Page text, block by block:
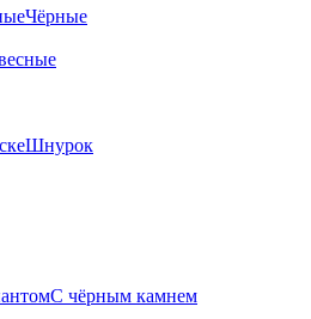
Чёрные
Шнурок
С чёрным камнем